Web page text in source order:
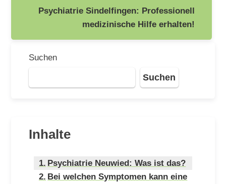
Psychiatrie Sindelfingen: Professionell
medizinische Hilfe erhalten!
Suchen
Suchen
Inhalte
Psychiatrie Neuwied: Was ist das?
Bei welchen Symptomen kann eine